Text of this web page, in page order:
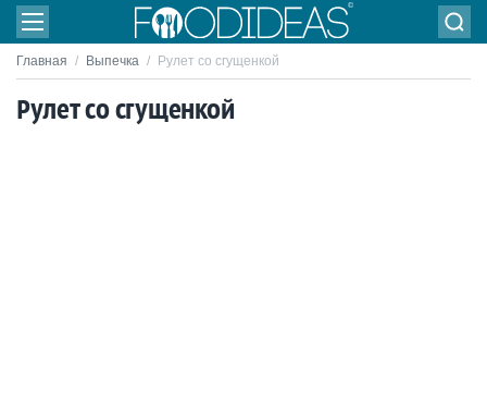
Главная / Выпечка / Рулет со сгущенкой
Рулет со сгущенкой